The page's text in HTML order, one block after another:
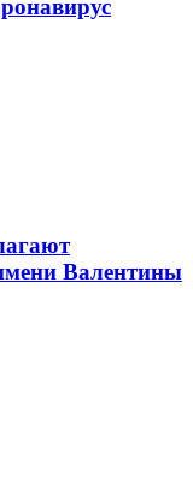
Валентины